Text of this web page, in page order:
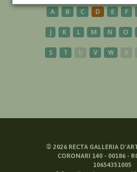
A B C D E F
J K L M N O
S T U V W X
© 2026RECTA GALLERIA
CORONARI 140 - 00186 -
10654351005